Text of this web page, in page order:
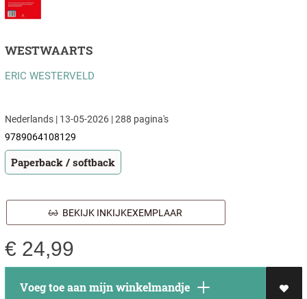
WESTWAARTS
ERIC WESTERVELD
Nederlands | 13-05-2026 | 288 pagina's
9789064108129
Paperback / softback
BEKIJK INKIJKEXEMPLAAR
€ 24,99
Voeg toe aan mijn winkelmandje